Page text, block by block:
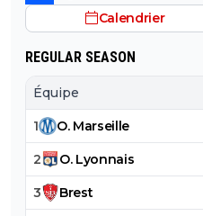
Calendrier
REGULAR SEASON
Équipe
1 O. Marseille
2 O. Lyonnais
3 Brest